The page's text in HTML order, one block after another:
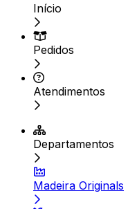
Início
Pedidos
Atendimentos
Departamentos
Madeira Originals